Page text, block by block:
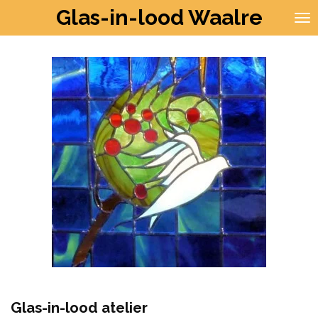
hoofdinhoud
Glas-in-lood Waalre
Glas-in-lood atelier